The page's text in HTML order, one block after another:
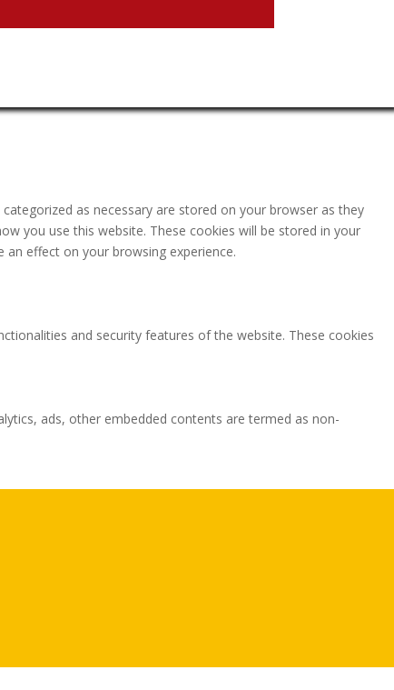
as necessary are stored on your browser as they
you use this website. These cookies will be stored in your
effect on your browsing experience.
and security features of the website. These cookies
ads, other embedded contents are termed as non-